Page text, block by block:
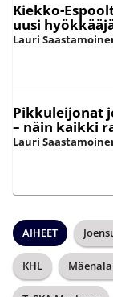
Kiekko-
uusi
Lauri
Pikkuleijonat
– näin kaikki
Lauri
AIHEET
KHL